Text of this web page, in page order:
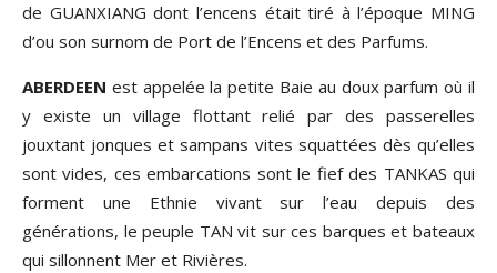
de GUANXIANG dont l’encens était tiré à l’époque MING
d’ou son surnom de Port de l’Encens et des Parfums.
ABERDEEN est appelée la petite Baie au doux parfum où il
y existe un village flottant relié par des passerelles
jouxtant jonques et sampans vites squattées dès qu’elles
sont vides, ces embarcations sont le fief des TANKAS qui
forment une Ethnie vivant sur l’eau depuis des
générations, le peuple TAN vit sur ces barques et bateaux
qui sillonnent Mer et Rivières.